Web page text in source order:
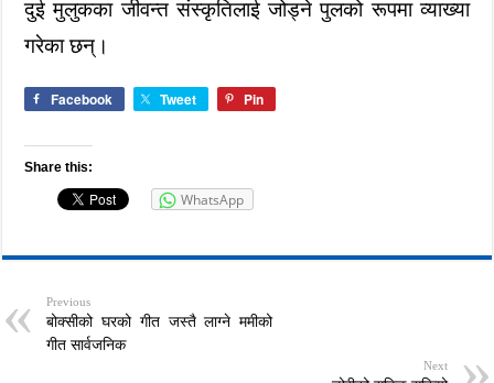
दुई मुलुकका जीवन्त संस्कृतिलाई जोड्ने पुलको रूपमा व्याख्या
गरेका छन्।
Facebook Tweet Pin
Share this:
WhatsApp
Previous
बोक्सीको घरको गीत जस्तै लाग्ने ममीको
गीत सार्वजनिक
Next